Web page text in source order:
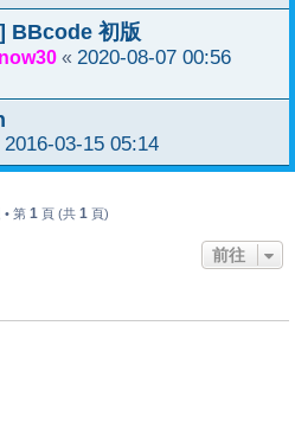
BBcode 初版
« 2020-08-07 00:56
2016-03-15 05:14
• 第 1 頁 (共 1 頁)
前往